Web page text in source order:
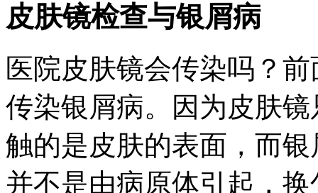
皮肤镜检查与银屑病
医院皮肤镜会传染吗？
传染银屑病。因为皮肤
触的是皮肤的表面，而
并不是由病原体引起，